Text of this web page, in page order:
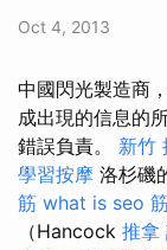
Oct 4, 2013
中國閃光製造商
成出現的信息的
錯誤負責。 新竹
學習按摩 洛杉磯
筋 what is seo
（Hancock 推拿